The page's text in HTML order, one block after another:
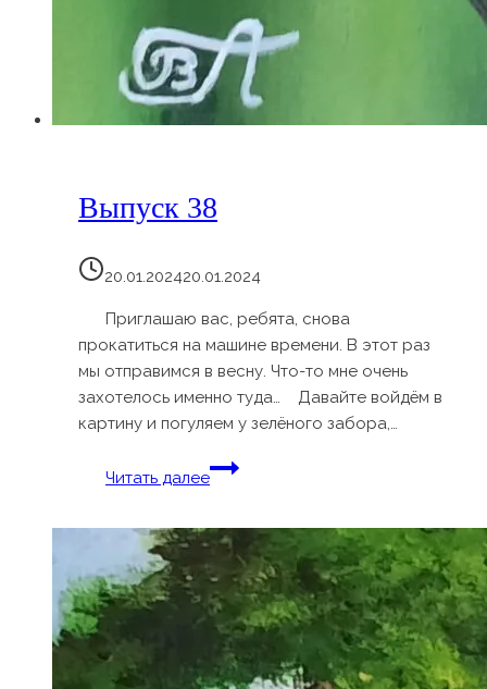
Выпуск 38
20.01.202420.01.2024
Приглашаю вас, ребята, снова
прокатиться на машине времени. В этот раз
мы отправимся в весну. Что-то мне очень
захотелось именно туда… Давайте войдём в
картину и погуляем у зелёного забора,…
Читать далее
Выпуск
38